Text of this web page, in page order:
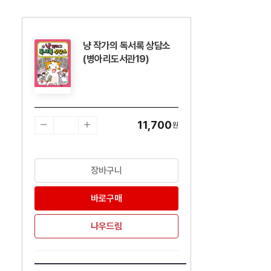
냥 작가의 독서록 상담소
(병아리도서관19)
11,700원
장바구니
바로구매
나우드림